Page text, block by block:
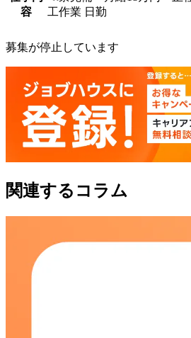
容
工作業 日勤
募集が停止しています
関連するコラム